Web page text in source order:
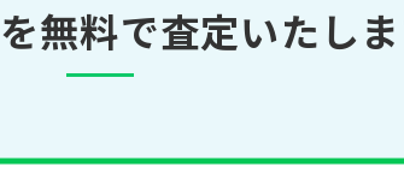
無料で査定いたし